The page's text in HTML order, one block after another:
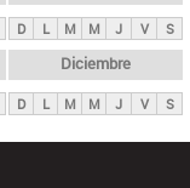
D L M M J V S
Diciembre
D L M M J V S